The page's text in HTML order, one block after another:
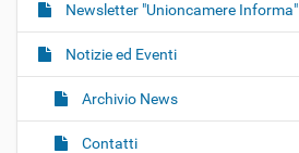
N
a
v
g
Newsletter "Unioncamere Informa"
Notizie ed Eventi
Archivio News
Contatti